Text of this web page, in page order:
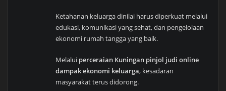
Ketahanan keluarga dinilai harus diperkuat melalui
edukasi, komunikasi yang sehat, dan pengelolaan
ekonomi rumah tangga yang baik.
Melalui perceraian Kuningan pinjol judi online
dampak ekonomi keluarga, kesadaran
masyarakat terus didorong.